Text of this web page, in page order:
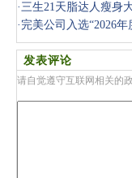
·三生21天脂达人瘦身
· 完美公司入选“2026
发表评论
请自觉遵守互联网相关的